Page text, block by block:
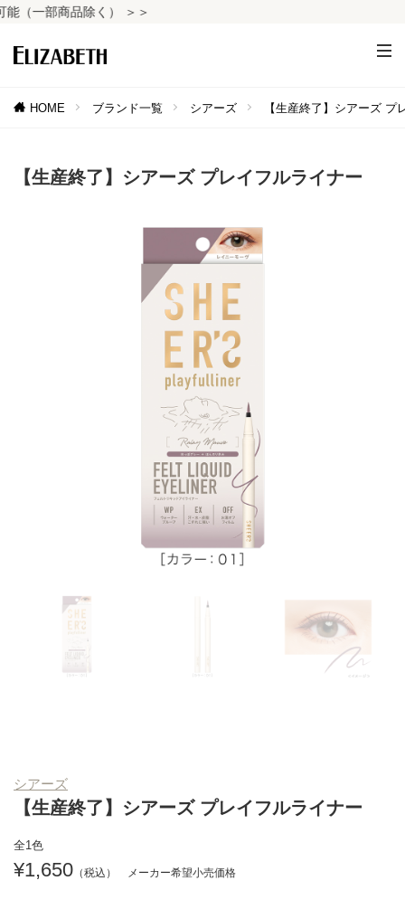
一部商品除く） ＞＞
HOME ブランド一覧 シアーズ 【生産終了】シアーズ プ
【生産終了】シアーズ プレイフルライナー
シアーズ
【生産終了】シアーズ プレイフルライナー
全1色
1,650